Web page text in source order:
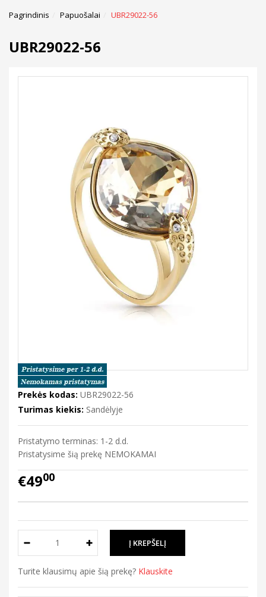
Pagrindinis Papuošalai UBR29022-56
UBR29022-56
Prekės kodas: UBR29022-56
Turimas kiekis: Sandėlyje
Pristatymo terminas: 1-2 d.d.
Pristatysime šią prekę NEMOKAMAI
€4900
Turite klausimų apie šią prekę? Klauskite